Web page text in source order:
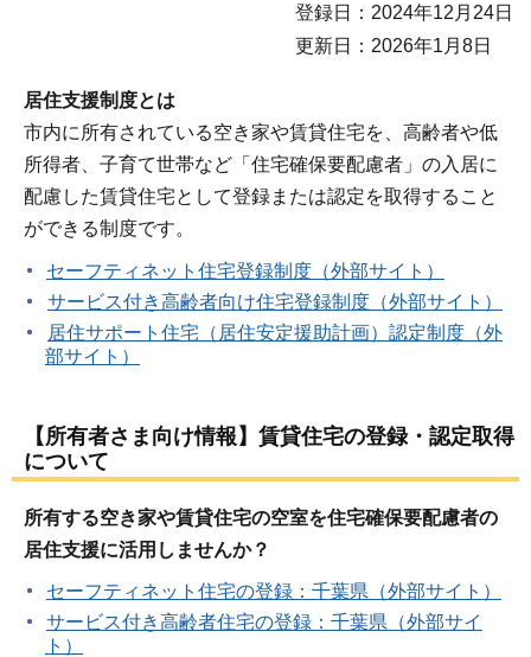
登録日：2024年12月24日
更新日：2026年1月8日
居住支援制度とは
市内に所有されている空き家や賃貸住宅を、高齢者や低
所得者、子育て世帯など「住宅確保要配慮者」の入居に
配慮した賃貸住宅として登録または認定を取得すること
ができる制度です。
セーフティネット住宅登録制度（外部サイト）
サービス付き高齢者向け住宅登録制度（外部サイト）
居住サポート住宅（居住安定援助計画）認定制度（外
部サイト）
【所有者さま向け情報】賃貸住宅の登録・認定取得
について
所有する空き家や賃貸住宅の空室を住宅確保要配慮者の
居住支援に活用しませんか？
セーフティネット住宅の登録：千葉県（外部サイト）
サービス付き高齢者住宅の登録：千葉県（外部サイ
ト）